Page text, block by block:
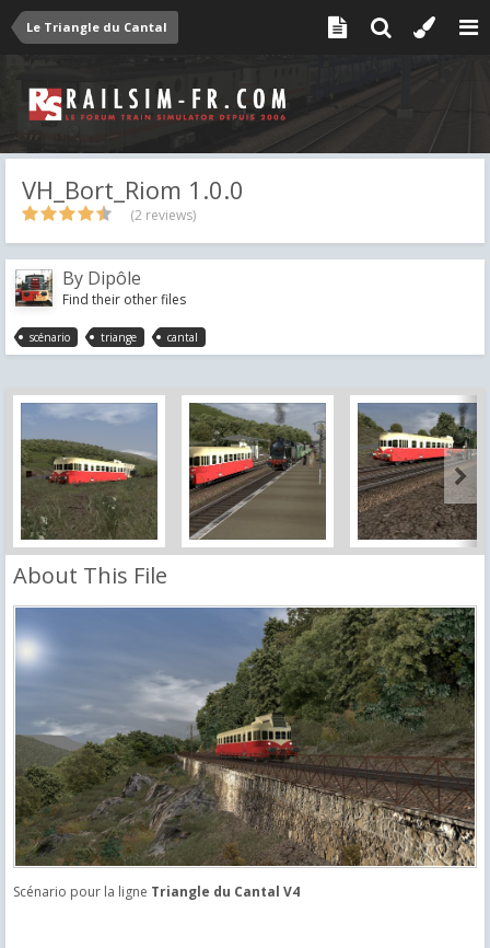
Le Triangle du Cantal
VH_Bort_Riom 1.0.0
(2 reviews)
By Dipôle
Find their other files
scénario triange cantal
About This File
Scénario pour la ligne Triangle du Cantal V4